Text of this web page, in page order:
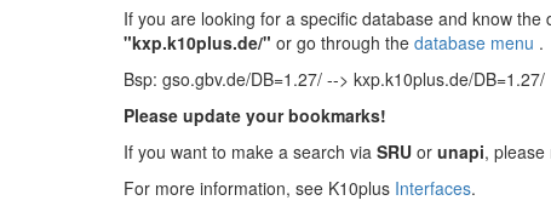
If you are looking for a specific database and know
"kxp.k10plus.de/" or go through the database menu .
Bsp: gso.gbv.de/DB=1.27/ --> kxp.k10plus.de/DB=1.27/
Please update your bookmarks!
If you want to make a search via SRU or unapi, please
For more information, see K10plus Interfaces.